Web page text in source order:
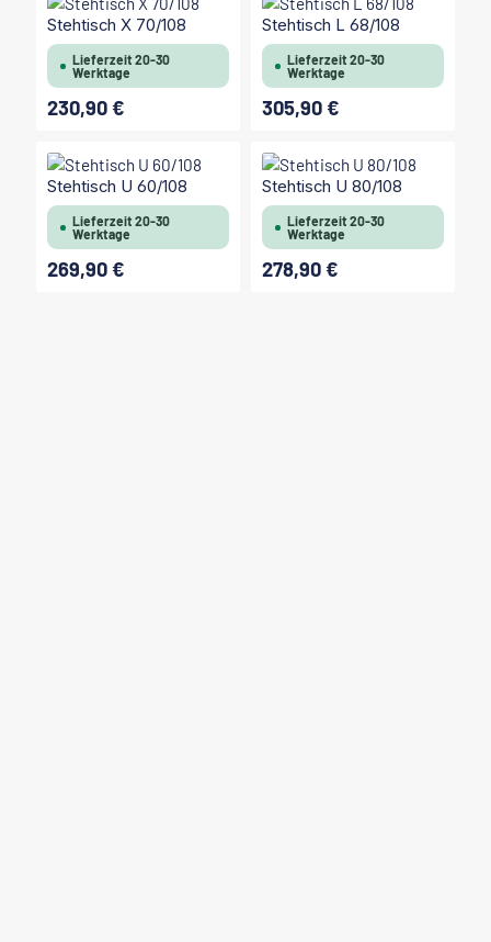
Stehtisch X 70/108
Lieferzeit 20-30
Werktage
Regulärer Preis:
230,90 €
Stehtisch L 68/108
Lieferzeit 20-30
Werktage
Regulärer Preis:
305,90 €
Stehtisch U 60/108
Lieferzeit 20-30
Werktage
Regulärer Preis:
269,90 €
Stehtisch U 80/108
Lieferzeit 20-30
Werktage
Regulärer Preis:
278,90 €